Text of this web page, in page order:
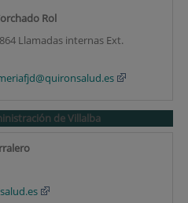
Rol
Llamadas internas Ext.
de Villalba